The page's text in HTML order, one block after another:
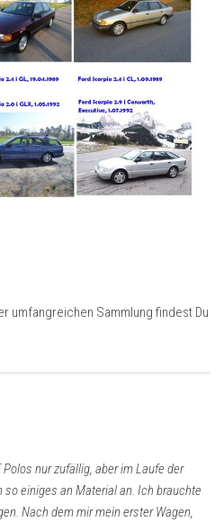
umfangreichen Sammlung findest Du
nur zufällig, aber im Laufe der
einiges an Material an. Ich brauchte
Nach dem mir mein erster Wagen,